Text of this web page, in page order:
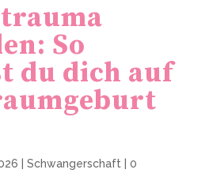
So
du dich auf
Schwangerschaft
0